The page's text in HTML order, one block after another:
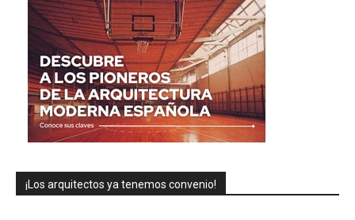
¡Los arquitectos ya tenemos convenio!